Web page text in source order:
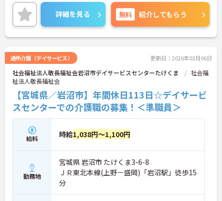
また、年間休日113日もございます。お休み多めな
ので、プライベートの時間もしっかり確保できます
よ！
マイカー通勤OKなので、通勤も楽々です♪
ご興味ある方には、面接対策ポイントなど、さらに
い。
詳細を見る 無料 紹介してもらう
通所介護（デイサービス） 更新日：2026年03月06日
社会福祉法人敬長福祉会岩沼市デイサービスセンターたけくま
社会福
祉法人敬長福祉会
【宮城県／岩沼市】年間休日113日☆デイサービ
スセンターでの介護職の募集！＜準職員＞
給料 時給1,038円～1,100円
勤務地
宮城県 岩沼市 たけくま3-6-8
ＪＲ東北本線(上野－盛岡)「岩沼駅」徒歩15
分